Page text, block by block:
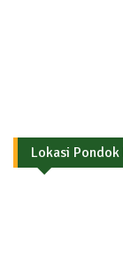
Lokasi